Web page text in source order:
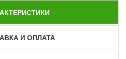
И ОПЛАТА